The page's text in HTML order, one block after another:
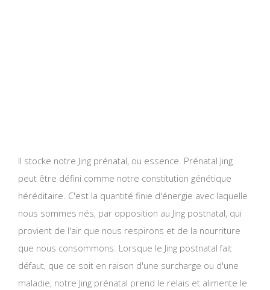
Il stocke notre Jing prénatal, ou essence. Prénatal Jing
peut être défini comme notre constitution génétique
héréditaire. C'est la quantité finie d'énergie avec laquelle
nous sommes nés, par opposition au Jing postnatal, qui
provient de l'air que nous respirons et de la nourriture
que nous consommons. Lorsque le Jing postnatal fait
défaut, que ce soit en raison d'une surcharge ou d'une
maladie, notre Jing prénatal prend le relais et alimente le